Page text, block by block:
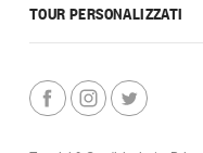
TOUR PERSONALIZZATI